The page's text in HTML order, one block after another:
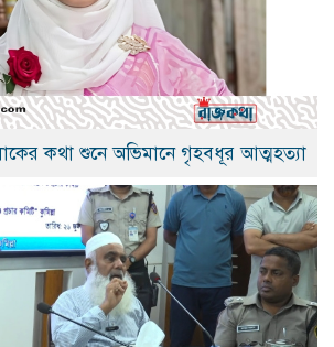
কথা শুনে অভিমানে গৃহবধূর আত্মহত্যা